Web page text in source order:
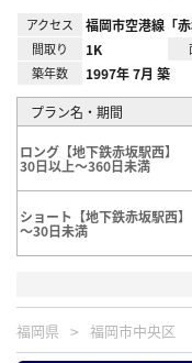
アクセス 福岡市空港線「
間取り 1K
築年数 1997年 7月 築
プラン名・期間
ロング【地下鉄赤坂駅西】
30日以上～360日未満
ショート【地下鉄赤坂駅西】
～30日未満
福岡県 福岡市中央区